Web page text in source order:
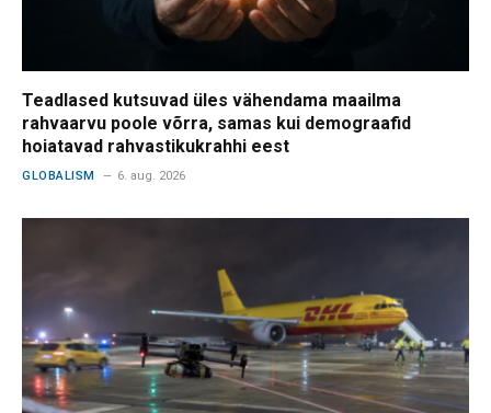
Teadlased kutsuvad üles vähendama maailma
rahvaarvu poole võrra, samas kui demograafid
hoiatavad rahvastikukrahhi eest
GLOBALISM 6. aug. 2026